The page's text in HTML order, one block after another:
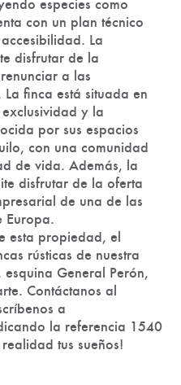
especies como
con un plan técnico
La
disfrutar de la
a las
finca está situada en
y la
por sus espacios
con una comunidad
de vida. Además, la
disfrutar de la oferta
de una de las
Europa.
esta propiedad, el
rústicas de nuestra
General Perón,
Contáctanos al
a
la referencia 1540
tus sueños!